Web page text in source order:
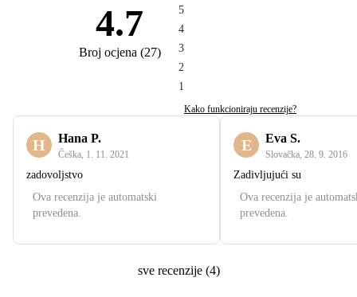
4.7
Broj ocjena (27)
5
4
3
2
1
Kako funkcioniraju recenzije?
H Hana P.
Češka 1. 11. 2021
zadovoljstvo
Ova recenzija je automatski
prevedena.
E Eva S.
Slovačka 28. 9. 2016
Zadivljujući su
Ova recenzija je
prevedena.
sve recenzije(4)